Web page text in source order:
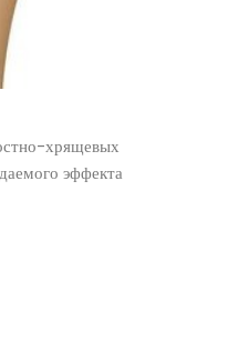
хрящевых
эффекта